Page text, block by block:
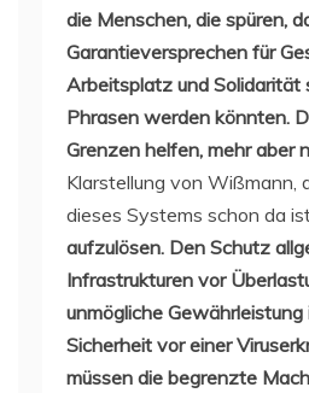
die Menschen, die spüren,
Garantieversprechen für
Arbeitsplatz und Solidarität
Phrasen werden könnten.
Grenzen helfen, mehr aber
Klarstellung von Wißmann,
dieses Systems schon da
aufzulösen. Den Schutz
Infrastrukturen vor
unmögliche Gewährleistung
Sicherheit vor einer
müssen die begrenzte